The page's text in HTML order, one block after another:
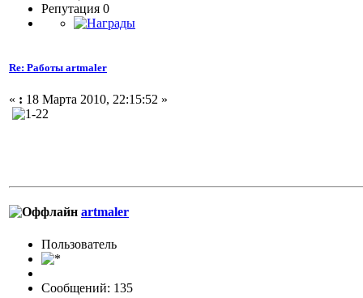
Репутация 0
Re: Работы artmaler
« : 18 Марта 2010, 22:15:52 »
artmaler
Пользовaтeль
Сообщений: 135